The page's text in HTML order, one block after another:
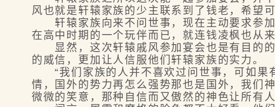
风也就是轩辕家族的少主联系到了钱老，希望
轩辕家族向来不问世事，现在主动要求参加
在高中时期的一个玩伴而已，就连钱凌枫也从
显然，这次轩辕戚风参加宴会也是有目的的
的威信，更加让人信服他们轩辕家族的实力。
“我们家族的人并不喜欢过问世事，可如果
情，国外的势力再怎么强势那也是国外，我们
微微的笑意，那种自信而又傲然的神色让所有